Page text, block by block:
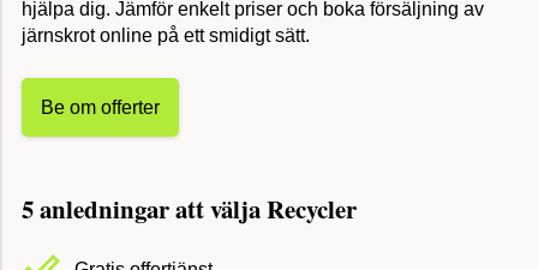
hjälpa dig. Jämför enkelt priser och boka försäljning av
järnskrot online på ett smidigt sätt.
Be om offerter
5 anledningar att välja Recycler